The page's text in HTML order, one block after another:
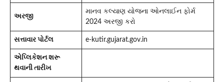
અરજી
માનવ કલ્યાણ યોજના ઓનલાઈન ફોર્મ
2024 અરજી કરો
સત્તાવાર પોર્ટલ e-kutir.gujarat.gov.in
એપ્લિકેશન શરૂ
થવાની તારીખ